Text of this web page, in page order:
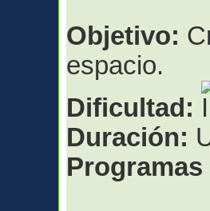
Objetivo:
espacio.
Dificultad:
Duración: